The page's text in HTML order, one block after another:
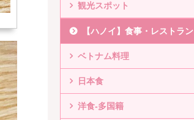
観光スポット
【ハノイ】食事・レストラン
ベトナム料理
日本食
洋食-多国籍